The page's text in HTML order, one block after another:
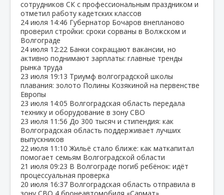
сотрудников СК с профессиональным праздником и
отметил работу кадетских классов
24 июля 14:46 Губернатор Бочаров внепланово
проверил стройки: сроки сорваны в Волжском и
Волгограде
24 июля 12:22 Банки сокращают вакансии, но
активно поднимают зарплаты: главные тренды
рынка труда
23 июля 19:13 Триумф волгоградской школы
плавания: золото Полины Козякиной на первенстве
Европы
23 июля 14:05 Волгоградская область передала
технику и оборудование в зону СВО
23 июля 11:56 До 300 тысяч и стипендия: как
Волгоградская область поддерживает лучших
выпускников
22 июля 11:10 Жильё стало ближе: как маткапитал
помогает семьям Волгоградской области
21 июля 09:23 В Волгограде погиб ребёнок: идёт
процессуальная проверка
20 июля 16:37 Волгоградская область отправила в